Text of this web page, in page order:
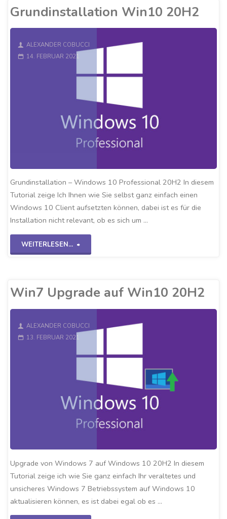
Grundinstallation Win10 20H2
ALEXANDER COBUCCI
14. FEBRUAR 2021
Grundinstallation – Windows 10 Professional 20H2 In diesem
Tutorial zeige Ich Ihnen wie Sie selbst ganz einfach einen
Windows 10 Client aufsetzten können, dabei ist es für die
Installation nicht relevant, ob es sich um …
WEITERLESEN...
"Grundinstallation
Win7 Upgrade auf Win10 20H2
ALEXANDER COBUCCI
13. FEBRUAR 2021
Upgrade von Windows 7 auf Windows 10 20H2 In diesem
Tutorial zeige ich wie Sie ganz einfach Ihr veraltetes und
unsicheres Windows 7 Betriebssystem auf Windows 10
aktualisieren können, es ist dabei egal ob es …